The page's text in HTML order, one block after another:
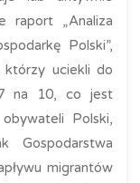
raport „Analiza
Polski”,
którzy uciekli do
na 10, co jest
Polski,
Gospodarstwa
migrantów